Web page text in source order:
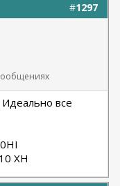
#1297
все
XH